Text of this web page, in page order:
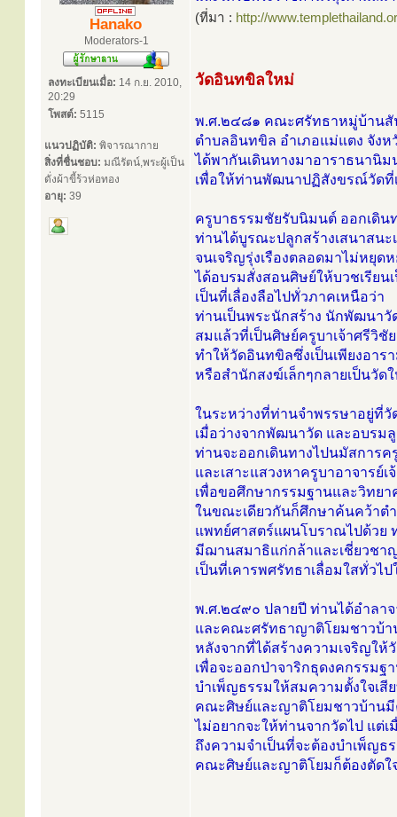
Hanako
Moderators-1
ลงทะเบียนเมื่อ: 14 ก.ย. 2010,
20:29
โพสต์: 5115
แนวปฏิบัติ: พิจารณากาย
สิ่งที่ชื่นชอบ: มณีรัตน์,พระผู้เป็น
ดั่งผ้าขี้ร้วห่อทอง
อายุ: 39
(ที่มา : http://
วัดอินทขิลใหม่
พ.ศ.๒๔๘๑ คณะศรัทธาหมู่บ้านสั
ตำบลอินทขิล อำเภอแม่แตง จัง
ได้พากันเดินทางมาอาราธนานิม
เพื่อให้ท่านพัฒนาปฏิสังขรณ์วัดที่
ครูบาธรรมชัยรับนิมนต์ ออกเดิ
ท่านได้บูรณะปลูกสร้างเสนาสน
จนเจริญรุ่งเรืองตลอดมาไม่หยุด
ได้อบรมสั่งสอนศิษย์ให้บวชเรีย
เป็นที่เลื่องลือไปทั่วภาคเหนือว่า
ท่านเป็นพระนักสร้าง นักพัฒนาวั
สมแล้วที่เป็นศิษย์ครูบาเจ้าศรีวิชัย
ทำให้วัดอินทขิลซึ่งเป็นเพียงอาร
หรือสำนักสงฆ์เล็กๆกลายเป็นวัด
ในระหว่างที่ท่านจำพรรษาอยู่ที่
เมื่อว่างจากพัฒนาวัด และอบรม
ท่านจะออกเดินทางไปนมัสการค
และเสาะแสวงหาครูบาอาจารย์เ
เพื่อขอศึกษากรรมฐานและวิทยา
ในขณะเดียวกันก็ศึกษาค้นคว้าต
แพทย์ศาสตร์แผนโบราณไปด้วย
มีฌานสมาธิแก่กล้าและเชี่ยวชา
เป็นที่เคารพศรัทธาเลื่อมใสทั่วไ
พ.ศ.๒๔๙๐ ปลายปี ท่านได้อำลา
และคณะศรัทธาญาติโยมชาวบ้า
หลังจากที่ได้สร้างความเจริญให้
เพื่อจะออกป่าจาริกธุดงคกรรมฐ
บำเพ็ญธรรมให้สมความตั้งใจเสี
คณะศิษย์และญาติโยมชาวบ้านมี
ไม่อยากจะให้ท่านจากวัดไป แต่
ถึงความจำเป็นที่จะต้องบำเพ็ญธ
คณะศิษย์และญาติโยมก็ต้องตัดใ